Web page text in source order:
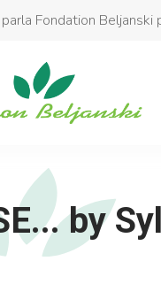
Fondation Beljanski
ajouté au panier
by